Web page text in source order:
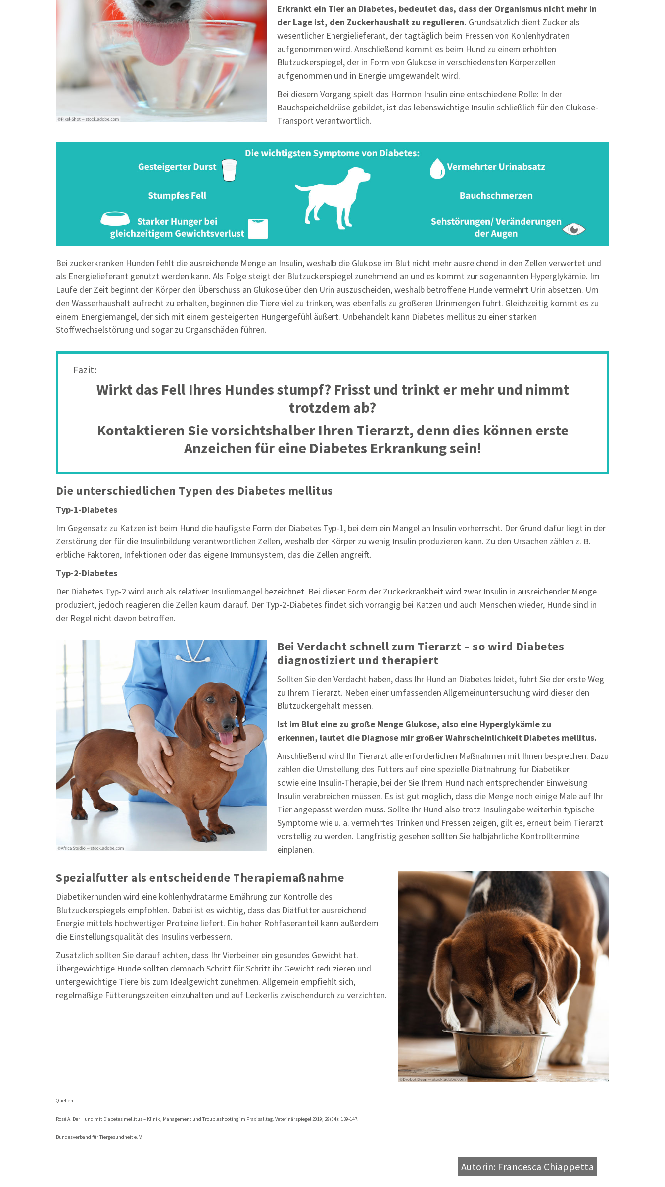
Erkrankt ein Tier an Diabetes, bedeutet das, dass der Organismus nicht mehr in
der Lage ist, den Zuckerhaushalt zu regulieren. Grundsätzlich dient Zucker als
wesentlicher Energielieferant, der tagtäglich beim Fressen von Kohlenhydraten
aufgenommen wird. Anschließend kommt es beim Hund zu einem erhöhten
Blutzuckerspiegel, der in Form von Glukose in verschiedensten Körperzellen
aufgenommen und in Energie umgewandelt wird.
Bei diesem Vorgang spielt das Hormon Insulin eine entschiedene Rolle: In der
Bauchspeicheldrüse gebildet, ist das lebenswichtige Insulin schließlich für den Glukose-
Transport verantwortlich.
Bei zuckerkranken Hunden fehlt die ausreichende Menge an Insulin, weshalb die Glukose im Blut nicht mehr ausreichend in den Zellen verwertet und
als Energielieferant genutzt werden kann. Als Folge steigt der Blutzuckerspiegel zunehmend an und es kommt zur sogenannten Hyperglykämie. Im
Laufe der Zeit beginnt der Körper den Überschuss an Glukose über den Urin auszuscheiden, weshalb betroffene Hunde vermehrt Urin absetzen. Um
den Wasserhaushalt aufrecht zu erhalten, beginnen die Tiere viel zu trinken, was ebenfalls zu größeren Urinmengen führt. Gleichzeitig kommt es zu
einem Energiemangel, der sich mit einem gesteigerten Hungergefühl äußert. Unbehandelt kann Diabetes mellitus zu einer starken
Stoffwechselstörung und sogar zu Organschäden führen.
Fazit:
Wirkt das Fell Ihres Hundes stumpf? Frisst und trinkt er mehr und nimmt
trotzdem ab?
Kontaktieren Sie vorsichtshalber Ihren Tierarzt, denn dies können erste
Anzeichen für eine Diabetes Erkrankung sein!
Die unterschiedlichen Typen des Diabetes mellitus
Typ-1-Diabetes
Im Gegensatz zu Katzen ist beim Hund die häufigste Form der Diabetes Typ-1, bei dem ein Mangel an Insulin vorherrscht. Der Grund dafür liegt in der
Zerstörung der für die Insulinbildung verantwortlichen Zellen, weshalb der Körper zu wenig Insulin produzieren kann. Zu den Ursachen zählen z. B.
erbliche Faktoren, Infektionen oder das eigene Immunsystem, das die Zellen angreift.
Typ-2-Diabetes
Der Diabetes Typ-2 wird auch als relativer Insulinmangel bezeichnet. Bei dieser Form der Zuckerkrankheit wird zwar Insulin in ausreichender Menge
produziert, jedoch reagieren die Zellen kaum darauf. Der Typ-2-Diabetes findet sich vorrangig bei Katzen und auch Menschen wieder, Hunde sind in
der Regel nicht davon betroffen.
Bei Verdacht schnell zum Tierarzt – so wird Diabetes
diagnostiziert und therapiert
Sollten Sie den Verdacht haben, dass Ihr Hund an Diabetes leidet, führt Sie der erste Weg
zu Ihrem Tierarzt. Neben einer umfassenden Allgemeinuntersuchung wird dieser den
Blutzuckergehalt messen.
Ist im Blut eine zu große Menge Glukose, also eine Hyperglykämie zu
erkennen, lautet die Diagnose mir großer Wahrscheinlichkeit Diabetes mellitus.
Anschließend wird Ihr Tierarzt alle erforderlichen Maßnahmen mit Ihnen besprechen. Dazu
zählen die Umstellung des Futters auf eine spezielle Diätnahrung für Diabetiker
sowie eine Insulin-Therapie, bei der Sie Ihrem Hund nach entsprechender Einweisung
Insulin verabreichen müssen. Es ist gut möglich, dass die Menge noch einige Male auf Ihr
Tier angepasst werden muss. Sollte Ihr Hund also trotz Insulingabe weiterhin typische
Symptome wie u. a. vermehrtes Trinken und Fressen zeigen, gilt es, erneut beim Tierarzt
vorstellig zu werden. Langfristig gesehen sollten Sie halbjährliche Kontrolltermine
einplanen.
Spezialfutter als entscheidende Therapiemaßnahme
Diabetikerhunden wird eine kohlenhydratarme Ernährung zur Kontrolle des
Blutzuckerspiegels empfohlen. Dabei ist es wichtig, dass das Diätfutter ausreichend
Energie mittels hochwertiger Proteine liefert. Ein hoher Rohfaseranteil kann außerdem
die Einstellungsqualität des Insulins verbessern.
Zusätzlich sollten Sie darauf achten, dass Ihr Vierbeiner ein gesundes Gewicht hat.
Übergewichtige Hunde sollten demnach Schritt für Schritt ihr Gewicht reduzieren und
untergewichtige Tiere bis zum Idealgewicht zunehmen. Allgemein empfiehlt sich,
regelmäßige Fütterungszeiten einzuhalten und auf Leckerlis zwischendurch zu verzichten.
Quellen:
Rosé A. Der Hund mit Diabetes mellitus – Klinik, Management und Troubleshooting im Praxisalltag. Veterinärspiegel 2019; 29(04): 139-147.
Bundesverband für Tiergesundheit e. V.
Autorin: Francesca Chiappetta